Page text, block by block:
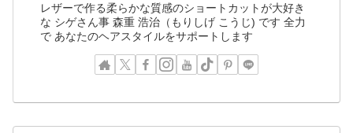
レザーで作る柔らかな質感のショートカットが大好き
な シゲさん事 森重 浩治（もりしげ こうじ) です 全力
で あなたのヘアスタイルをサポートします